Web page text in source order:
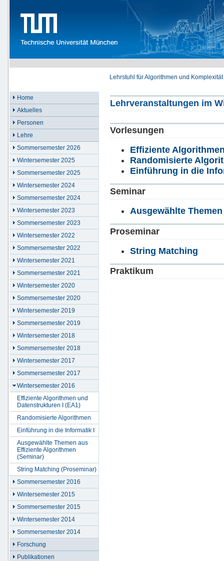
Lehrstuhl für Algorithmen und Komplexität
Home
Aktuelles
Personen
Lehre
Sommersemester 2026
Wintersemester 2025
Sommersemester 2025
Wintersemester 2024
Sommersemester 2024
Wintersemester 2023
Sommersemester 2023
Wintersemester 2022
Sommersemester 2022
Wintersemester 2021
Sommersemester 2021
Wintersemester 2020
Sommersemester 2020
Wintersemester 2019
Sommersemester 2019
Wintersemester 2018
Sommersemester 2018
Wintersemester 2017
Sommersemester 2017
Wintersemester 2016
Effiziente Algorithmen und
Datenstrukturen I (EA1)
Randomisierte Algorithmen
Einführung in die Informatik I
Ausgewählte Themen aus
Effiziente Algorithmen
(Seminar)
String Matching (Proseminar)
Sommersemester 2016
Wintersemester 2015
Sommersemester 2015
Wintersemester 2014
Sommersemester 2014
Forschung
Publikationen
Lehrveranstaltungen im
Vorlesungen
Effiziente
Randomisierte
Einführung in die
Seminar
Ausgewählte
Proseminar
String Matching
Praktikum